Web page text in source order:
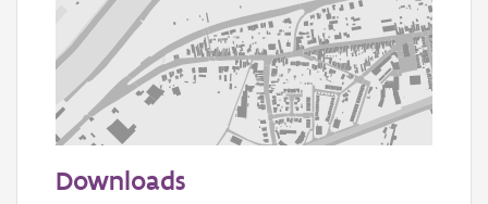
Informatie Vlaanderen
Downloads